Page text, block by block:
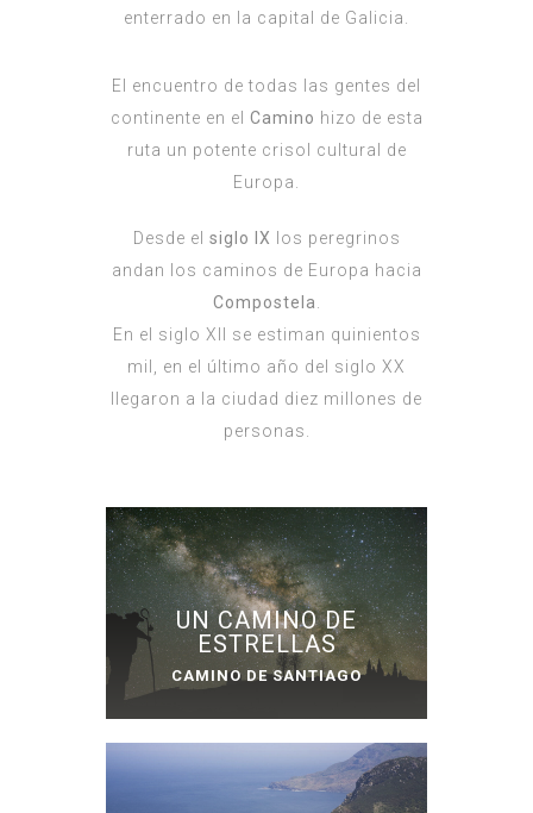
enterrado en la capital de Galicia.
El encuentro de todas las gentes del
continente en el Camino hizo de esta
ruta un potente crisol cultural de
Europa.
Desde el siglo IX los peregrinos
andan los caminos de Europa hacia
Compostela
En el siglo XII se estiman quinientos
mil, en el último año del siglo XX
llegaron a la ciudad diez millones de
personas.
UN CAMINO DE
ESTRELLAS
CAMINO DE SANTIAGO